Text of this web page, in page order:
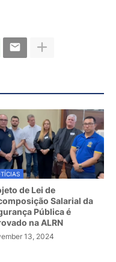
de Lei de
Salarial da
Pública é
na ALRN
13, 2024